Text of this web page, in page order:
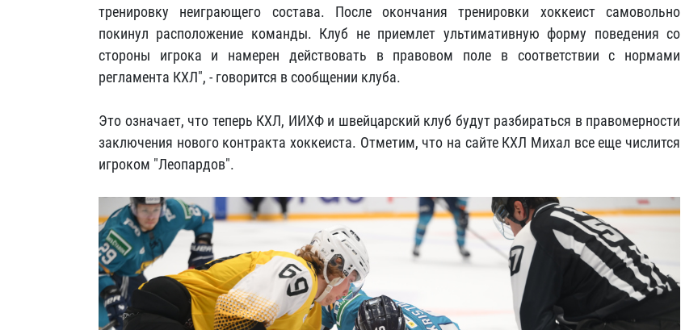
тренировку неиграющего состава. После окончания тренировки хоккеист самовольно
покинул расположение команды. Клуб не приемлет ультимативную форму поведения со
стороны игрока и намерен действовать в правовом поле в соответствии с нормами
регламента КХЛ", - говорится в сообщении клуба.
Это означает, что теперь КХЛ, ИИХФ и швейцарский клуб будут разбираться в правомерности
заключения нового контракта хоккеиста. Отметим, что на сайте КХЛ Михал все еще числится
игроком "Леопардов".